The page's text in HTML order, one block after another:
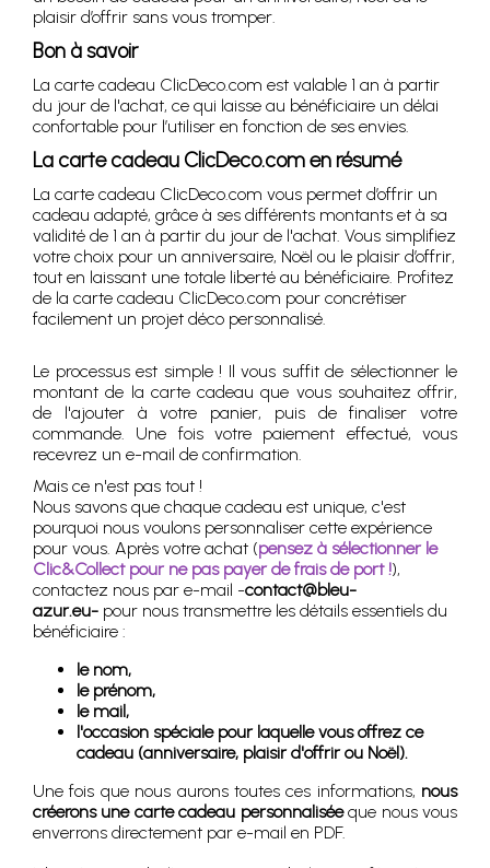
plaisir d’offrir sans vous tromper.
Bon à savoir
La carte cadeau ClicDeco.com est valable 1 an à partir
du jour de l'achat, ce qui laisse au bénéficiaire un délai
confortable pour l’utiliser en fonction de ses envies.
La carte cadeau ClicDeco.com en résumé
La carte cadeau ClicDeco.com vous permet d’offrir un
cadeau adapté, grâce à ses différents montants et à sa
validité de 1 an à partir du jour de l'achat. Vous simplifiez
votre choix pour un anniversaire, Noël ou le plaisir d’offrir,
tout en laissant une totale liberté au bénéficiaire. Profitez
de la carte cadeau ClicDeco.com pour concrétiser
facilement un projet déco personnalisé.
Le processus est simple ! Il vous suffit de sélectionner le
montant de la carte cadeau que vous souhaitez offrir,
de l'ajouter à votre panier, puis de finaliser votre
commande. Une fois votre paiement effectué, vous
recevrez un e-mail de confirmation.
Mais ce n'est pas tout !
Nous savons que chaque cadeau est unique, c'est
pourquoi nous voulons personnaliser cette expérience
pour vous. Après votre achat (pensez à sélectionner le
Clic&Collect pour ne pas payer de frais de port !),
contactez nous par e-mail -contact@bleu-
azur.eu- pour nous transmettre les détails essentiels du
bénéficiaire :
le nom,
le prénom,
le mail,
l'occasion spéciale pour laquelle vous offrez ce
cadeau (anniversaire, plaisir d'offrir ou Noël).
Une fois que nous aurons toutes ces informations, nous
créerons une carte cadeau personnaliséeque nous vous
enverrons directement par e-mail en PDF.